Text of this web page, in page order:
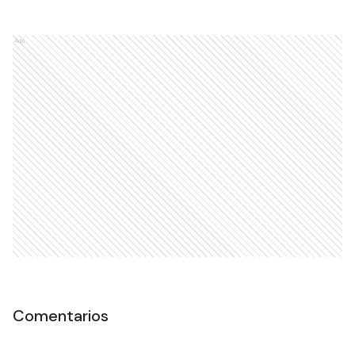
Ads
Comentarios